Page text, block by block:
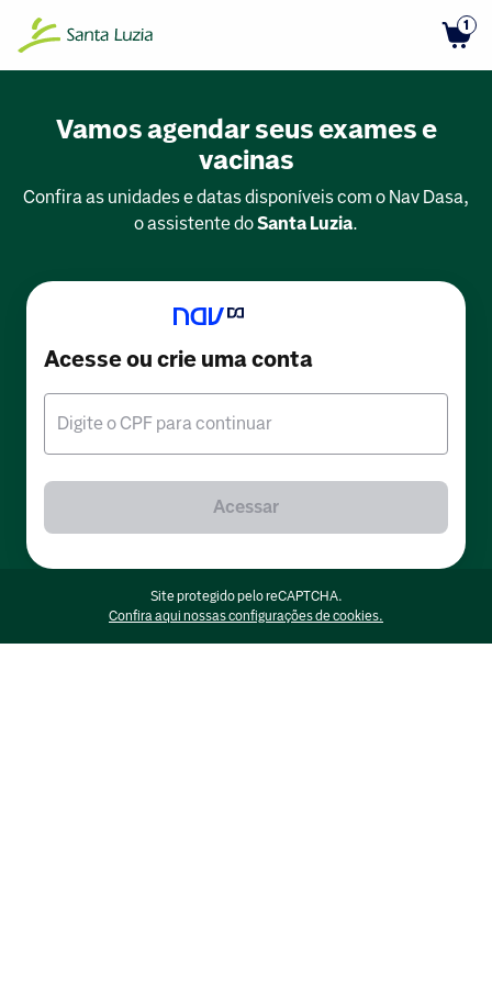
1
Vamos agendar seus exames e
vacinas
Confira as unidades e datas disponíveis com o Nav Dasa,
o assistente doSanta Luzia.
Acesse ou crie uma conta
Digite o CPF para continuar
Acessar
Site protegido pelo reCAPTCHA.
Confira aqui nossas configurações de cookies.